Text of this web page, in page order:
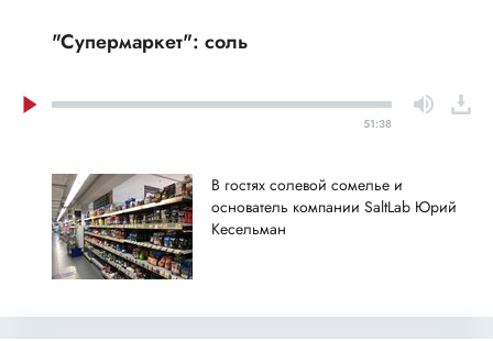
"Супермаркет": соль
51:38
В гостях солевой сомелье и
основатель компании SaltLab Юрий
Кесельман